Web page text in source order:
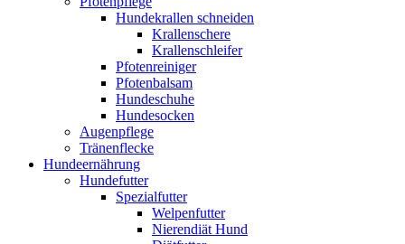
Hundekrallen schneiden
Krallenschere
Krallenschleifer
Pfotenreiniger
Pfotenbalsam
Hundeschuhe
Hundesocken
Augenpflege
Tränenflecke
Hundeernährung
Hundefutter
Spezialfutter
Welpenfutter
Nierendiät Hund